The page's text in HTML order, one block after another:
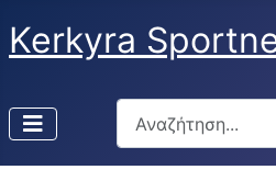
Kerkyra
Αναζήτηση
Type 2 or more